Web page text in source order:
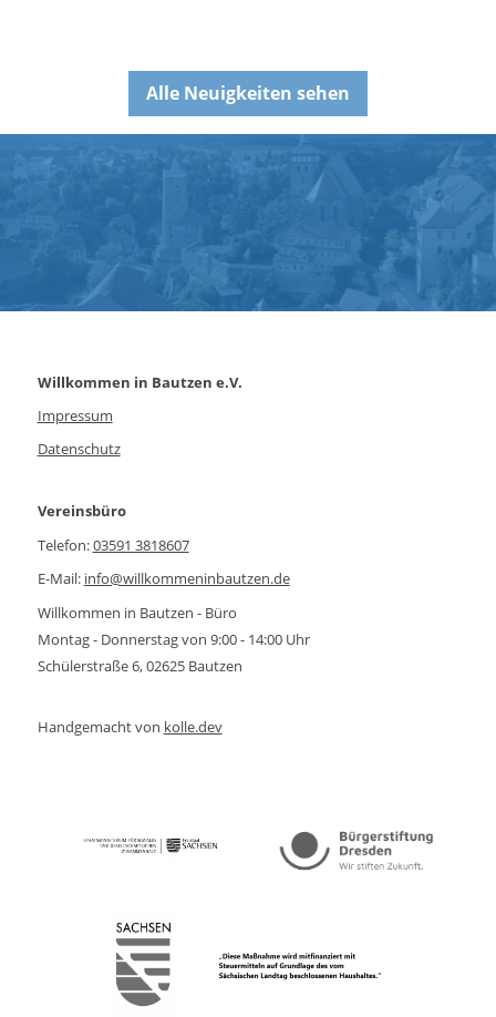
Alle Neuigkeiten sehen
Willkommen in Bautzen e.V.
Impressum
Datenschutz
Vereinsbüro
Telefon:03591 3818607
E-Mail: info@willkommeninbautzen.de
Willkommen in Bautzen - Büro
Montag - Donnerstag von 9:00 - 14:00 Uhr
Schülerstraße 6, 02625 Bautzen
Handgemacht von kolle.dev